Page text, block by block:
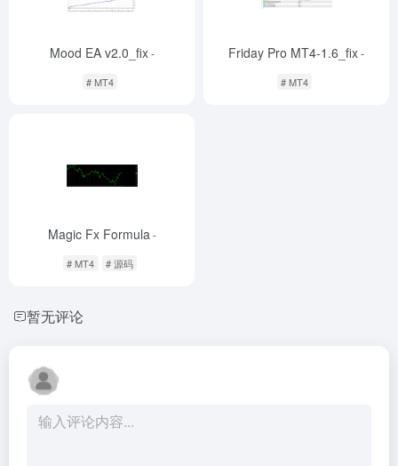
Mood EA v2.0_fix-
# MT4
Friday Pro MT4-1.6_fix-
# MT4
Magic Fx Formula -
# MT4 # 源码
暂无评论